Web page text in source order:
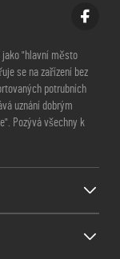
jako "hlavní město
se na zařízení bez
potrubních
uznání dobrým
Pozývá všechny k